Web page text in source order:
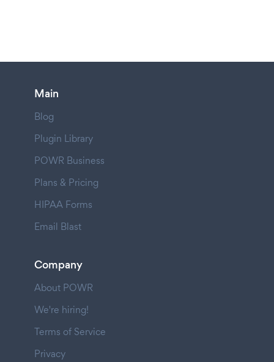
Main
Blog
Plugin Library
POWR Business
Plans & Pricing
HIPAA Forms
Email Blast
Company
About POWR
We're hiring!
Terms of Service
Privacy